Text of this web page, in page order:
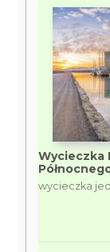
Wycieczka
wycieczka